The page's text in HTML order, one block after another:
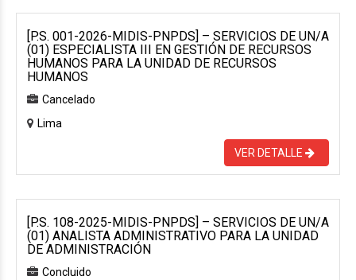
[P.S. 001-2026-MIDIS-PNPDS] – SERVICIOS DE UN/A
(01) ESPECIALISTA III EN GESTIÓN DE RECURSOS
HUMANOS PARA LA UNIDAD DE RECURSOS
HUMANOS
Cancelado
Lima
VER DETALLE
[P.S. 108-2025-MIDIS-PNPDS] – SERVICIOS DE UN/A
(01) ANALISTA ADMINISTRATIVO PARA LA UNIDAD
DE ADMINISTRACIÓN
Concluido